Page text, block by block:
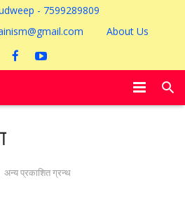
- 7599289809
About Us
अन्य प्रकाशित ग्रन्थ